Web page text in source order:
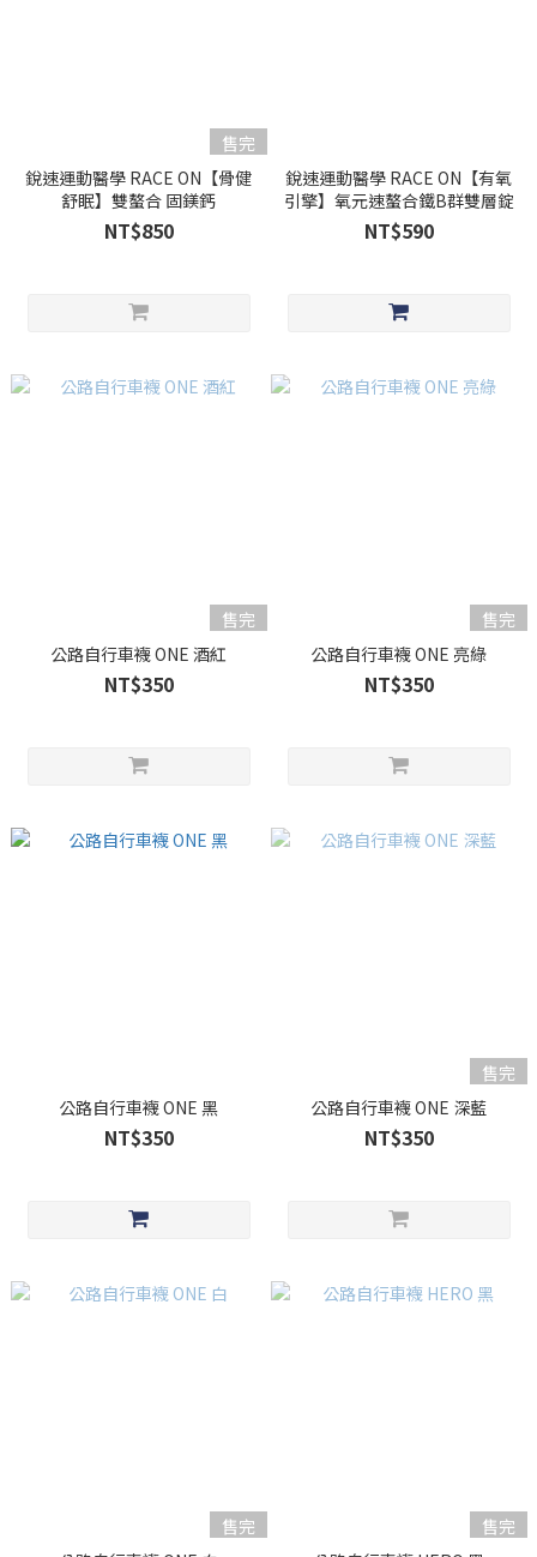
售完
銳速運動醫學 RACE ON【骨健
舒眠】雙螯合 固鎂鈣
NT$850
銳速運動醫學 RACE ON【有氧
引擎】氧元速螯合鐵B群雙層錠
NT$590
售完
公路自行車襪 ONE 酒紅
NT$350
售完
公路自行車襪 ONE 亮綠
NT$350
公路自行車襪 ONE 黑
NT$350
售完
公路自行車襪 ONE 深藍
NT$350
售完
售完